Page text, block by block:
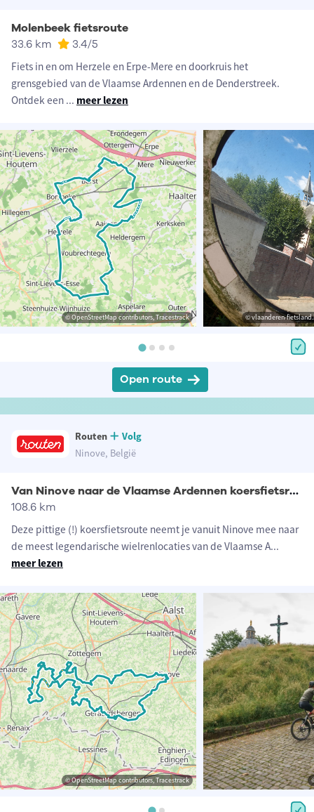
Molenbeek fietsroute
33.6 km 3.4/5
Fiets in en om Herzele en Erpe-Mere en doorkruis het
grensgebied van de Vlaamse Ardennen en de Denderstreek.
Ontdek een ... meer lezen
© OpenStreetMap contributors, Tracestrack © vlaanderen-
Open route
Routen
Volg
Ninove, België
Van Ninove naar de Vlaamse Ardennen koersfietsroute
108.6 km
Deze pittige (!) koersfietsroute neemt je vanuit Ninove mee naar
de meest legendarische wielrenlocaties van de Vlaamse A...
meer lezen
© OpenStreetMap contributors, Tracestrack